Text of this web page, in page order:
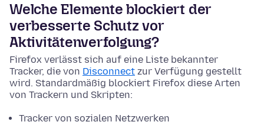
Welche Elemente blockiert der
verbesserte Schutz vor
Aktivitätenverfolgung?
Firefox verlässt sich auf eine Liste bekannter
Tracker, die von Disconnect zur Verfügung gestellt
wird. Standardmäßig blockiert Firefox diese Arten
von Trackern und Skripten:
Tracker von sozialen Netzwerken